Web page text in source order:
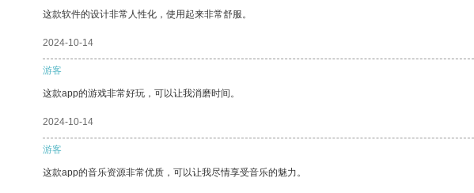
这款软件的设计非常人性化，使用起来非常舒服。
2024-10-14
游客
这款app的游戏非常好玩，可以让我消磨时间。
2024-10-14
游客
这款app的音乐资源非常优质，可以让我尽情享受音乐的魅力。